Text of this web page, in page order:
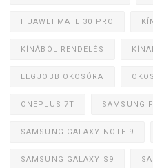
HUAWEI MATE 30 PRO
KÍNÁBÓL RENDELÉS
LEGJOBB OKOSÓRA
ONEPLUS 7T SAMSUNG
SAMSUNG GALAXY NOTE 9
SAMSUNG GALAXY S9